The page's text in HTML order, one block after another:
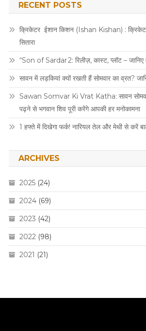
RECENT POSTS
क्रिकेटर ईशान किशन (Ishan Kishan) : क्रिकेट
सितारा
“Son of Sardar 2: रिलीज़, कास्ट, प्लॉट – जानिए
सावन में लड़कियां क्यों रखती हैं सोमवार का व्रत?
Sawan Somvar Ki Vrat Katha: सावन
पढ़ने से भगवान शिव पूरी करेंगे आपकी हर मनोकामना
1 हफ्ते में दिखेगा फर्क! नारियल तेल और मेथी से करें
ARCHIVES
2025(24)
2024(69)
2023 (42)
2022(98)
2021 (21)